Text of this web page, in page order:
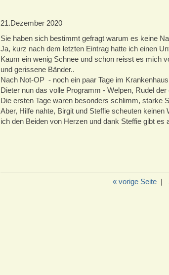
21.Dezember 2020
Sie haben sich bestimmt gefragt warum es keine
Ja, kurz nach dem letzten Eintrag hatte ich einen
Kaum ein wenig Schnee und schon reisst es mich
und gerissene Bänder..
Nach Not-OP - noch ein paar Tage im
Dieter nun das volle Programm - Welpen, Rudel
Die ersten Tage waren besonders schlimm, starke
Aber, Hilfe nahte, Birgit und Steffie scheuten
ich den Beiden von Herzen und dank Steffie gibt
« vorige Seite |